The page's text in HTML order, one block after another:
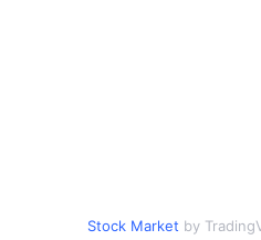
Stock Market by